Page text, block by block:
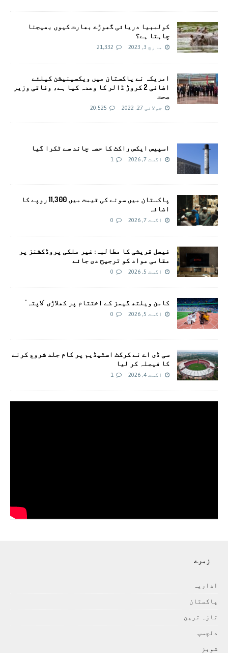
کولمبیا دریائی گھوڑے بھارت کیوں بھیجنا
چاہتا ہے؟
مارچ 3, 2023 21,332
امريکہ نے پاکستان میں ویکسینیشن کیلئے
اضافی 2 کروڑ ڈالر کا وعدہ کیا ہے، وفاقی وزیر
صحت
جولائی 27, 2022 20,525
اسپیس ایکس راکٹ کا حصہ چاند سے ٹکرا گیا
اگست 7, 2026 1
پاکستان میں سونے کی قیمت میں 11,300 روپے کا
اضافہ
اگست 7, 2026 0
فیصل قریشی کا مطالبہ: غیر ملکی پروڈکشنز پر
مقامی مواد کو ترجیح دی جائے
اگست 5, 2026 0
کامن ویلتھ گیمز کے اختتام پر کھلاڑی ‘لاپتہ’
اگست 5, 2026 0
سی ڈی اے نے کرکٹ اسٹیڈیم پر کام جلد شروع کرنے
کا فیصلہ کر لیا
اگست 4, 2026 1
زمرے
اداريہ
پاکستان
تازہ ترين
دلچسپ
شوبز